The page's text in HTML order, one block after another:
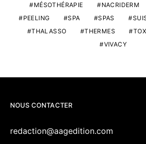
MÉSOTHÉRAPIE
NACRIDERM
PEELING
SPA SPAS
THALASSO
THERMES
VIVACY
NOUS CONTACTER
redaction@aagedition.com